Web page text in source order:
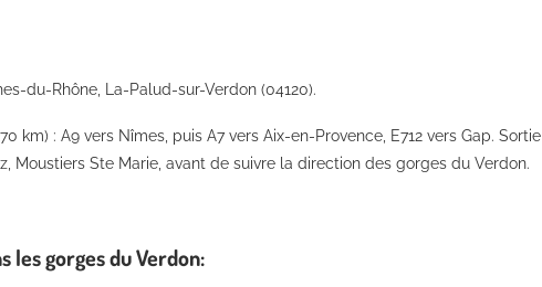
du-Rhône, La-Palud-sur-Verdon (04120).
km) : A9 vers Nîmes, puis A7 vers Aix-en-Provence, E712 vers Gap. Sortie
Moustiers Ste Marie, avant de suivre la direction des gorges du Verdon.
les gorges du Verdon: